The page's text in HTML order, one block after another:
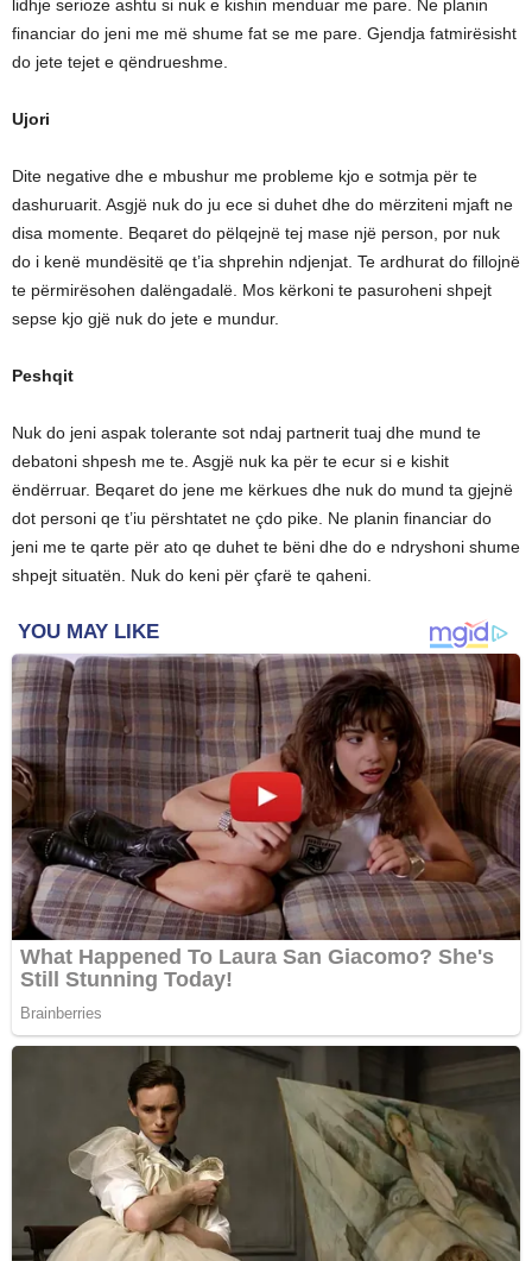
lidhje serioze ashtu si nuk e kishin menduar me pare. Ne planin
financiar do jeni me më shume fat se me pare. Gjendja fatmirësisht
do jete tejet e qëndrueshme.
Ujori
Dite negative dhe e mbushur me probleme kjo e sotmja për te
dashuruarit. Asgjë nuk do ju ece si duhet dhe do mërziteni mjaft ne
disa momente. Beqaret do pëlqejnë tej mase një person, por nuk
do i kenë mundësitë qe t’ia shprehin ndjenjat. Te ardhurat do fillojnë
te përmirësohen dalëngadalë. Mos kërkoni te pasuroheni shpejt
sepse kjo gjë nuk do jete e mundur.
Peshqit
Nuk do jeni aspak tolerante sot ndaj partnerit tuaj dhe mund te
debatoni shpesh me te. Asgjë nuk ka për te ecur si e kishit
ëndërruar. Beqaret do jene me kërkues dhe nuk do mund ta gjejnë
dot personi qe t’iu përshtatet ne çdo pike. Ne planin financiar do
jeni me te qarte për ato qe duhet te bëni dhe do e ndryshoni shume
shpejt situatën. Nuk do keni për çfarë te qaheni.